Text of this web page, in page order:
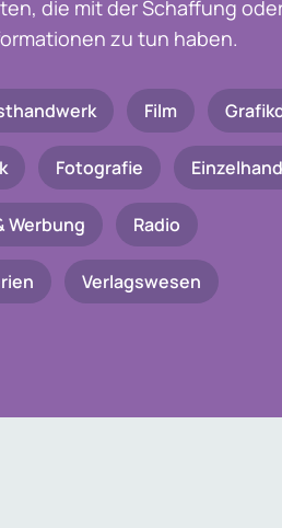
die mit der Schaffung
zu tun haben.
Film
Fotografie
Werbung Radio
Verlagswesen